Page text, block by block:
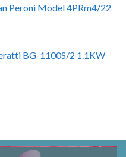
Peroni Model 4PRm4/22
BG-1100S/2 1.1KW